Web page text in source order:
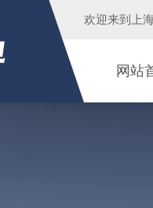
欢迎来到 上
网站